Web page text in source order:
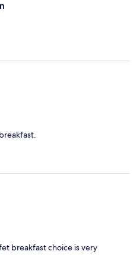
breakfast choice is very